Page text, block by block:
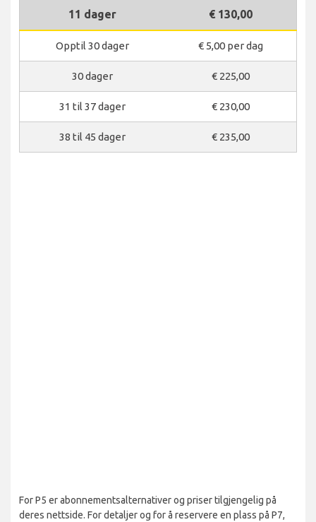
11 dager € 130,00
Opptil 30 dager € 5,00 per dag
30 dager € 225,00
31 til 37 dager € 230,00
38 til 45 dager € 235,00
For P5 er abonnementsalternativer og priser tilgjengelig på
deres nettside. For detaljer og for å reservere en plass på P7,